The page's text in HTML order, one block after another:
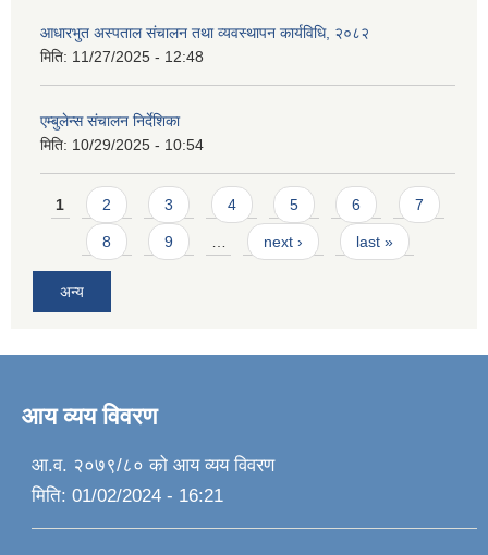
आधारभुत अस्पताल संचालन तथा व्यवस्थापन कार्यविधि, २०८२
मिति: 11/27/2025 - 12:48
एम्बुलेन्स संचालन निर्देशिका
मिति: 10/29/2025 - 10:54
Pages
1 2 3 4 5 6 7
8 9 next › last »
अन्य
आय व्यय विवरण
आ.व. २०७९/८० को आय व्यय विवरण
मिति: 01/02/2024 - 16:21